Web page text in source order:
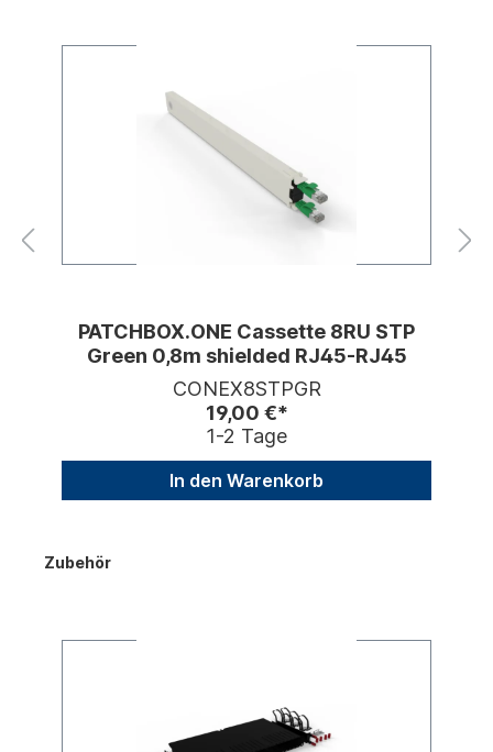
PATCHBOX.ONE Cassette 8RU STP
Green 0,8m shielded RJ45-RJ45
CONEX8STPGR
19,00 €*
1-2 Tage
In den Warenkorb
Zubehör